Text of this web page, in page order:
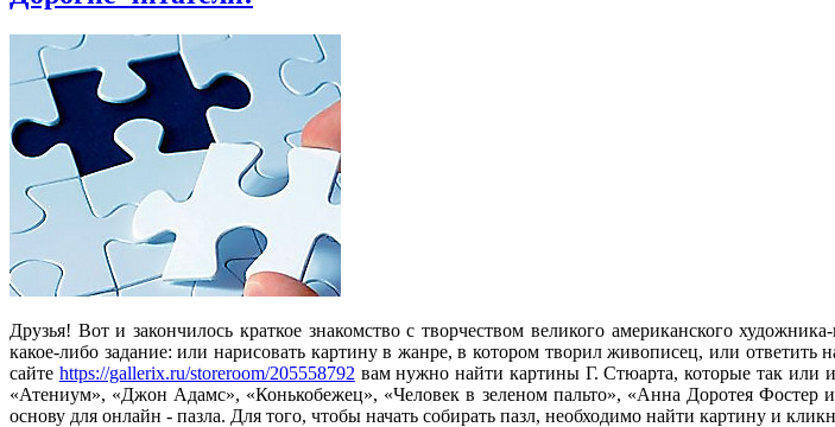
Друзья! Вот и закончилось краткое знакомство с творчеством великого американского
какое-либо задание: или нарисовать картину в жанре, в котором творил живописец, или
сайте https://gallerix.ru/storeroom/205558792 вам нужно найти картины Г. Стюарта, которые так
«Атениум», «Джон Адамс», «Конькобежец», «Человек в зеленом пальто», «Анна Доротея
основу для онлайн - пазла. Для того, чтобы начать собирать пазл, необходимо найти картину и